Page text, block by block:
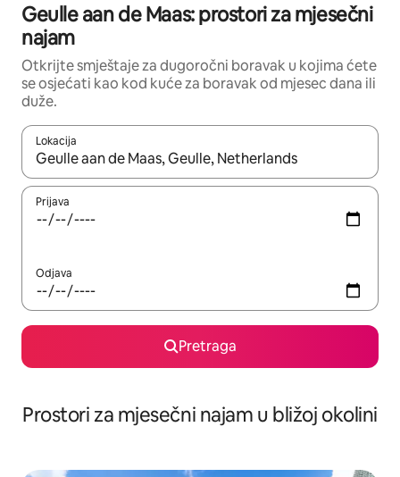
Geulle aan de Maas: prostori za mjesečni
najam
Otkrijte smještaje za dugoročni boravak u kojima ćete
se osjećati kao kod kuće za boravak od mjesec dana ili
duže.
Lokacija
Kad su rezultati dostupni, možete da se krećete kroz njih
Prijava
Odjava
Pretraga
Prostori za mjesečni najam u bližoj okolini